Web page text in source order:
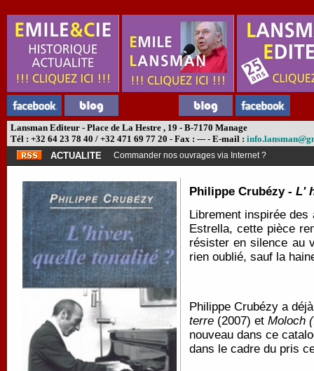
Lansman Editeur - Place de La Hestre , 19 - B-7170 Manage
Tél : +32 64 23 78 40 / +32 471 69 77 20 - Fax : --- - E-mail :
ACTUALITE
Commander nos ouvrages via Internet ?
Philippe Crubézy - L'
Librement inspirée
Estrella, cette pièce
résister en silence au
rien oublié, sauf la
Philippe Crubézy a
terre (2007) et Moloch (
nouveau dans ce
dans le cadre du pris